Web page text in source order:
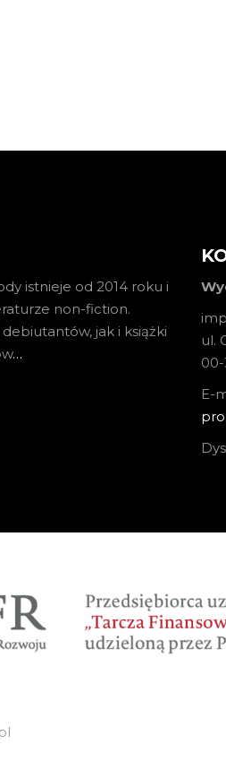
istnieje od 2014 roku i
non-fiction.
jak i książki
…
ul.
E-